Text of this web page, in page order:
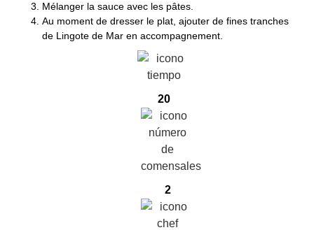
Mélanger la sauce avec les pâtes.
Au moment de dresser le plat, ajouter de fines tranches
de Lingote de Mar en accompagnement.
20
2